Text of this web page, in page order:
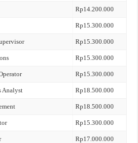
Rp14.200.000
Rp15.300.000
Rp15.300.000
Rp15.300.000
Rp15.300.000
Analyst Rp18.500.000
Rp18.500.000
Rp15.300.000
Rp17.000.000